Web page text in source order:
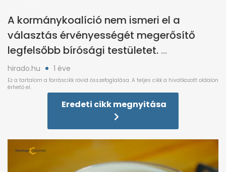
A kormánykoalíció nem ismeri el a
választás érvényességét megerősítő
legfelsőbb bírósági testületet.
hirado.hu 1 éve
Eredeti cikk megnyitása